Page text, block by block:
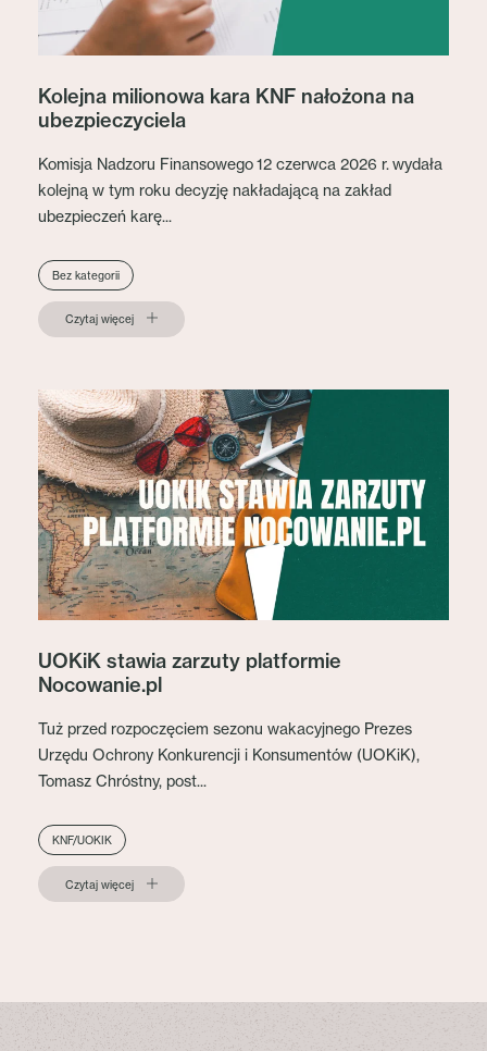
Kolejna milionowa kara KNF nałożona na
ubezpieczyciela
Komisja Nadzoru Finansowego 12 czerwca 2026 r. wydała
kolejną w tym roku decyzję nakładającą na zakład
ubezpieczeń karę...
Bez kategorii
Czytaj więcej
UOKiK stawia zarzuty platformie
Nocowanie.pl
Tuż przed rozpoczęciem sezonu wakacyjnego Prezes
Urzędu Ochrony Konkurencji i Konsumentów (UOKiK),
Tomasz Chróstny, post...
KNF/UOKIK
Czytaj więcej